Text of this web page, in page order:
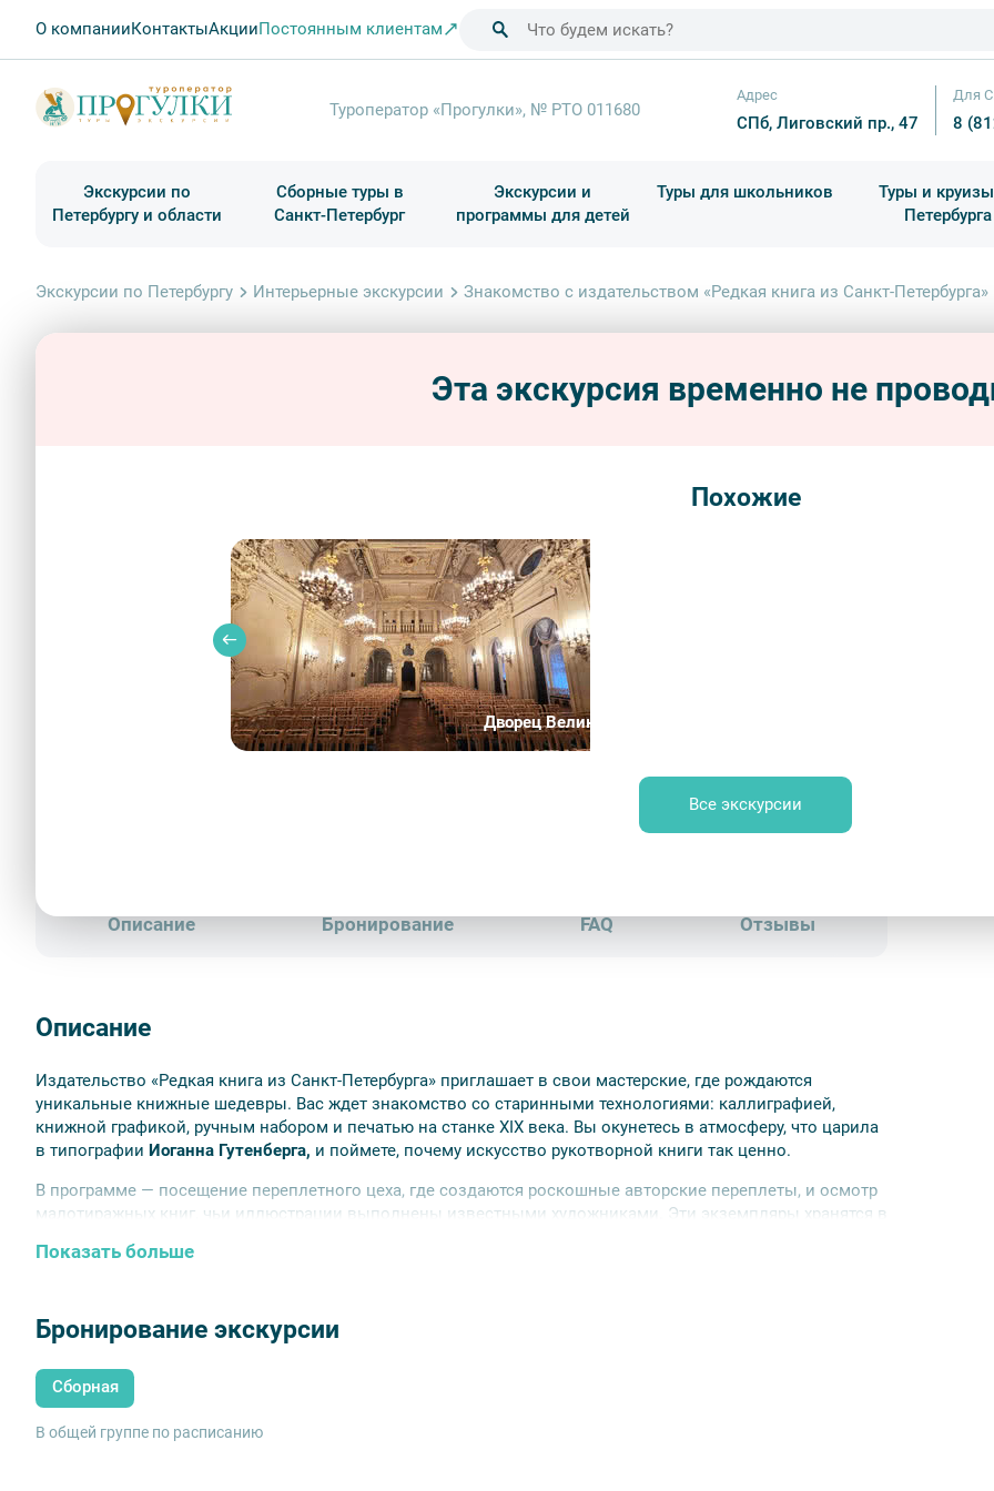
О компанииКонтактыАкцииПостоянным клиентам
Туроператор «Прогулки», № РТО 011680
Адрес
СПб, Лиговский пр., 47
Для
8
Экскурсии по
Петербургу и области
Сборные туры в
Санкт-Петербург
Экскурсии и
программы для детей
Туры для школьников
Туры и
Петербурга
Экскурсии по Петербургу Интерьерные экскурсии Знакомство с издательством «Редкая книга из Санкт-Петербурга»
Эта экскурсия временно не
Похожие
Дворец Великого князя Владимира Александровича (Дом
Все экскурсии
Описание Бронирование FAQ Отзывы
Описание
Издательство «Редкая книга из Санкт-Петербурга» приглашает в свои мастерские, где рождаются
уникальные книжные шедевры. Вас ждет знакомство со старинными технологиями: каллиграфией,
книжной графикой, ручным набором и печатью на станке XIX века. Вы окунетесь в атмосферу, что царила
в типографии Иоганна Гутенберга, и поймете, почему искусство рукотворной книги так ценно.
В программе — посещение переплетного цеха, где создаются роскошные авторские переплеты, и осмотр
малотиражных книг, чьи иллюстрации выполнены известными художниками. Эти экземпляры хранятся в
представление о книге и вдохновить на собственное творчество.
Показать больше
Бронирование экскурсии
Сборная
В общей группе по расписанию